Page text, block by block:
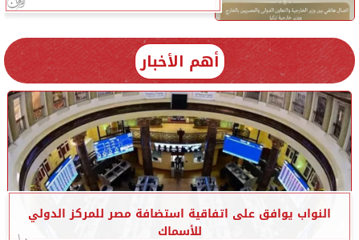
أهم الأخبار
النواب يوافق على اتفاقية استضافة مصر للمركز الدولي
للأسماك